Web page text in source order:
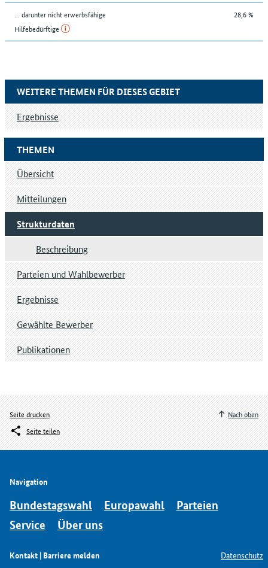
... darunter nicht erwerbsfähige
Hilfebedürftige
28,6 %
THEMEN
Übersicht
Mitteilungen
Strukturdaten
Beschreibung
Parteien und Wahlbewerber
Ergebnisse
Gewählte Bewerber
Publikationen
WEITERE THEMEN FÜR DIESES GEBIET
Ergebnisse
Seite drucken
Seite teilen
Nach oben
Navigation
Bundestagswahl Europawahl
Parteien
Service
Über uns
Kontakt | Barriere melden
Datenschutz